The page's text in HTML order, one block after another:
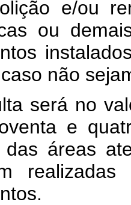
e/ou
ou
não
será no
e
das áreas
realizadas